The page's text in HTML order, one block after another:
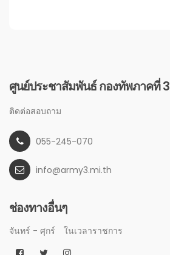
ศูนย์ประชาสัมพันธ์ กองทัพภาคที่ 3
ติดต่อสอบถาม
055-245-070
info@army3.mi.th
ช่องทางอื่นๆ
จันทร์ - ศุกร์ ในเวลาราชการ